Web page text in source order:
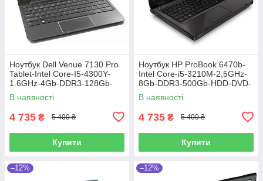
Ноутбук Dell Venue 7130 Pro
Tablet-Intel Core-I5-4300Y-
1.6GHz-4Gb-DDR3-128Gb-
SSD-W10.8-FHD-Web-IPS-
(B)-Б/B
В наявності
4 735 ₴ 5 400 ₴
Купити
Ноутбук HP ProBook 6470b-
Intel Core-i5-3210M-2,5GHz-
8Gb-DDR3-500Gb-HDD-DVD-
R-W14-HD-Web-(B)-Б/В
В наявності
4 735 ₴ 5 400 ₴
Купити
–12% –12%